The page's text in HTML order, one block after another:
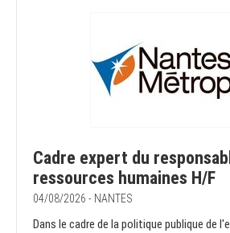
Cadre expert du
ressources humaines H/F
04/08/2026 - NANTES
Dans le cadre de la politique publique de